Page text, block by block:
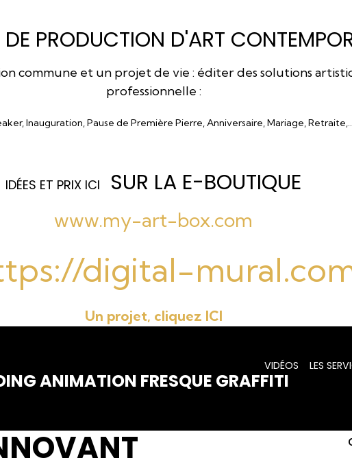
PRODUCTION D'ART
commune et un projet de vie : éditer des solutions
professionnelle :
Inauguration, Pause de Première Pierre, Anniversaire, Mariage,
IDÉES ET PRIX ICI SUR LA E-BOUTIQUE
www.my-art-box.com
digital-
Un projet, cliquez ICI
ANIMATION FRESQUE GRAFFITI
VIDÉOS LES